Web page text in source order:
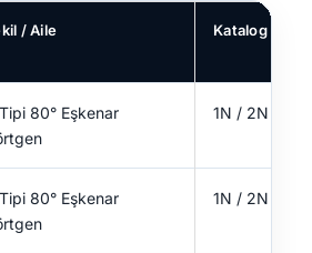
/ Aile Katalog
80° Eşkenar
1N / 2N
80° Eşkenar
1N / 2N